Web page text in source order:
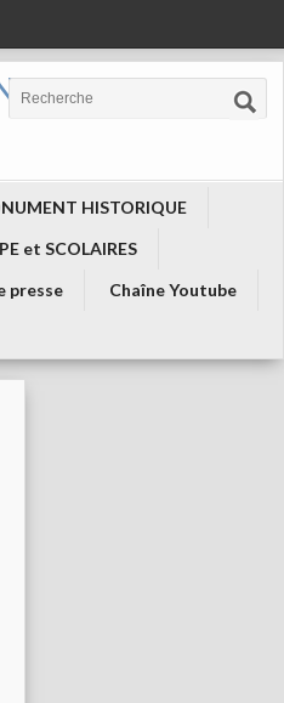
HISTORIQUE
et SCOLAIRES
presse
Chaîne Youtube